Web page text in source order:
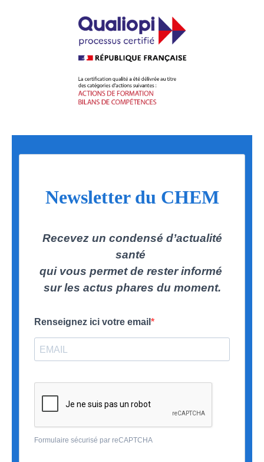
Newsletter du CHEM
Recevez un condensé d’actualité
santé
qui vous permet de rester informé
sur les actus phares du moment.
Renseignez ici votre email
Formulaire sécurisé par reCAPTCHA